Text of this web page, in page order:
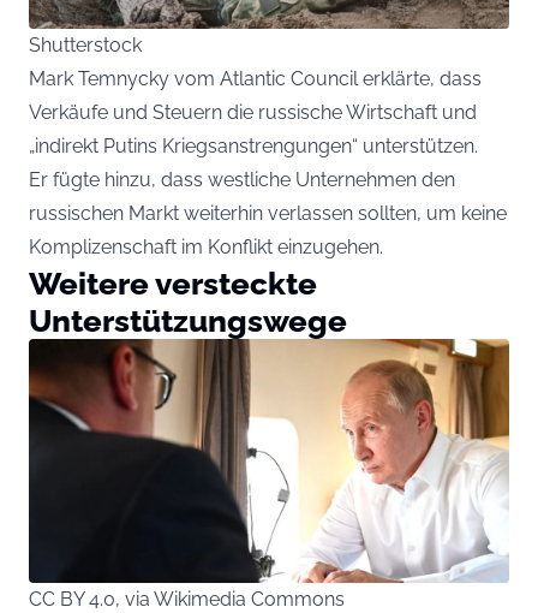
Shutterstock
Mark Temnycky vom Atlantic Council erklärte, dass
Verkäufe und Steuern die russische Wirtschaft und
„indirekt Putins Kriegsanstrengungen“ unterstützen.
Er fügte hinzu, dass westliche Unternehmen den
russischen Markt weiterhin verlassen sollten, um keine
Komplizenschaft im Konflikt einzugehen.
Weitere versteckte
Unterstützungswege
CC BY 4.0, via Wikimedia Commons